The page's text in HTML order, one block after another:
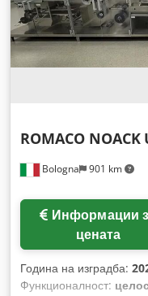
Bologna 901 km
ROMACO NOACK
цената
Година на изградба:
Функционалност: